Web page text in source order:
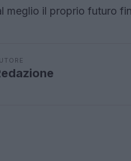
meglio il proprio futuro